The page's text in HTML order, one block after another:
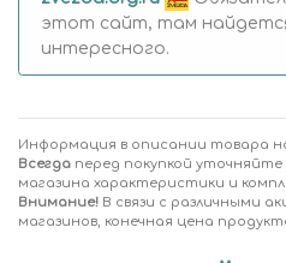
этот сайт, там
интересного.
Информация в описании товара
Всегда перед покупкой
магазина характеристики и
Внимание! В связи с различными
магазинов, конечная цена